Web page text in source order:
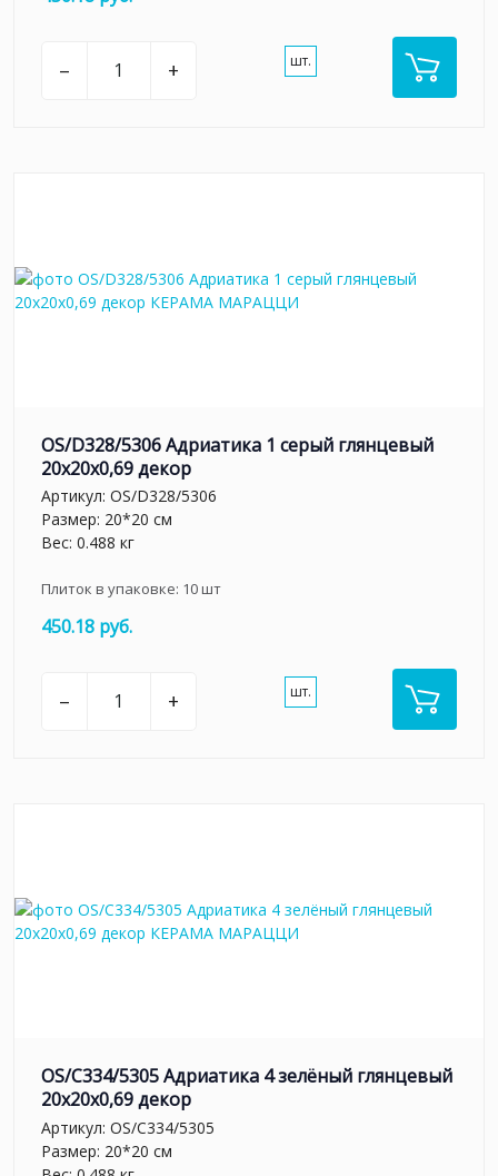
– + шт.
OS/D328/5306 Адриатика 1 серый глянцевый
20x20x0,69 декор
Артикул: OS/D328/5306
Размер: 20*20 см
Вес: 0.488 кг
Плиток в упаковке: 10шт
450.18 руб.
– + шт.
OS/C334/5305 Адриатика 4 зелёный глянцевый
20x20x0,69 декор
Артикул: OS/C334/5305
Размер: 20*20 см